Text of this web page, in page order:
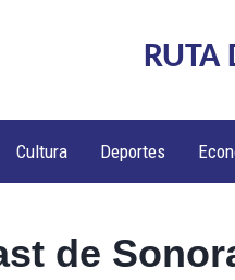
RUTA
Cultura Deportes
de